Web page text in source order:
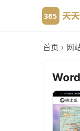
首页 › 网